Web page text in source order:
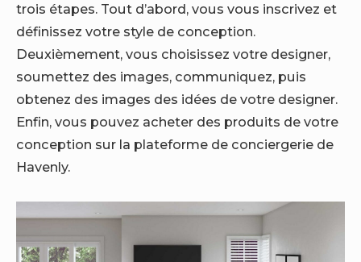
trois étapes. Tout d’abord, vous vous inscrivez et
définissez votre style de conception.
Deuxièmement, vous choisissez votre designer,
soumettez des images, communiquez, puis
obtenez des images des idées de votre designer.
Enfin, vous pouvez acheter des produits de votre
conception sur la plateforme de conciergerie de
Havenly.